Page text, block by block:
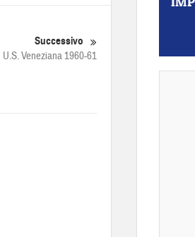
Successivo
U.S. Veneziana 1960-61